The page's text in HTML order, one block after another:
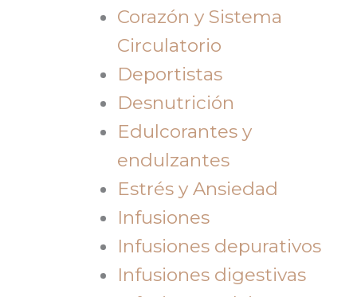
Corazón y Sistema
Circulatorio
Deportistas
Desnutrición
Edulcorantes y
endulzantes
Estrés y Ansiedad
Infusiones
Infusiones depurativos
Infusiones digestivas